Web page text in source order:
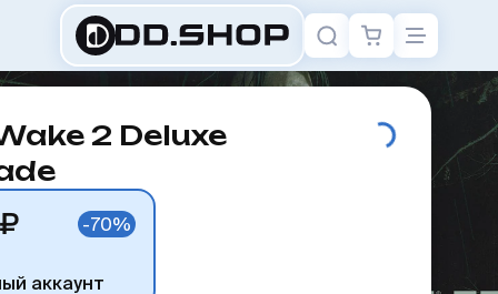
2 Deluxe
-70%
аккаунт